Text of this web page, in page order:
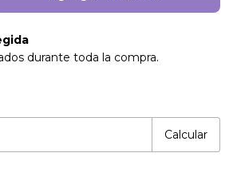
durante toda la compra.
Calcular